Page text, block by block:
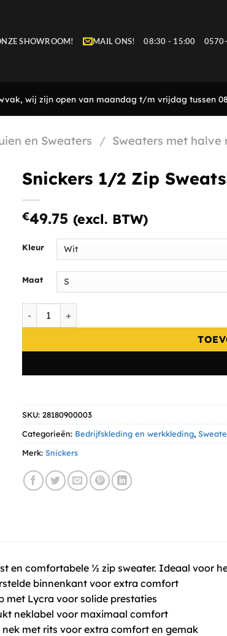
SHOWROOM! MAIL ONS! 08:30 - 15:00
wij zijn open van maandag t/m vrijdag tussen
en Sweaters / Sweaters met halve
Snickers 1/2 Zip
€49.75 (excl. BTW)
Kleur
Maat
Snickers 1/2 Zip Sweatshirt 2818 aantal
SKU:28180900003
Categorieën: Bedrijfskleding en werkkleding,
Merk:Snickers
en comfortabele ½ zip sweater. Ideaal voor
binnenkant voor extra comfort
met Lycra voor solide prestaties
neklabel voor maximaal comfort
nek met rits voor extra comfort en gemak